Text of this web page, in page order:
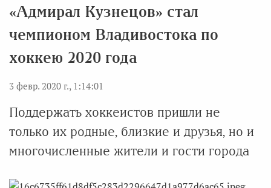
«Адмирал Кузнецов» стал
чемпионом Владивостока по
хоккею 2020 года
3 февр. 2020 г., 1:14:01
Поддержать хоккеистов пришли не
только их родные, близкие и друзья, но и
многочисленные жители и гости города